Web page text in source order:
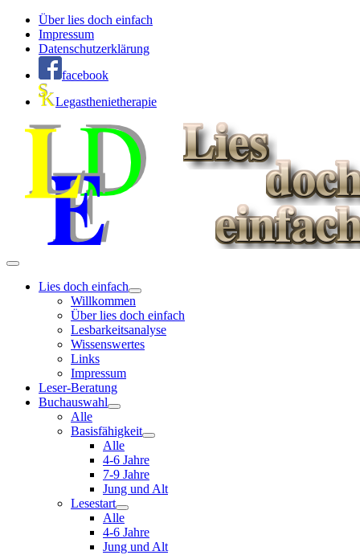
Über lies doch einfach
Impressum
Datenschutzerklärung
facebook
Legasthenietherapie
Lies doch einfach
Willkommen
Über lies doch einfach
Lesbarkeitsanalyse
Wissenswertes
Links
Impressum
Leser-Beratung
Buchauswahl
Alle
Basisfähigkeit
Alle
4-6 Jahre
7-9 Jahre
Jung und Alt
Lesestart
Alle
4-6 Jahre
Jung und Alt